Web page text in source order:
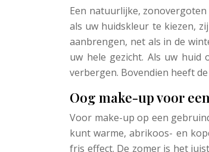
Een natuurlijke,
als uw huidskleur te kiezen,
aanbrengen, net als in de
uw hele gezicht. Als uw huid
verbergen. Bovendien heeft
Oog make-up voor
Voor make-up op een
kunt warme, abrikoos- en
fris effect. De zomer is het